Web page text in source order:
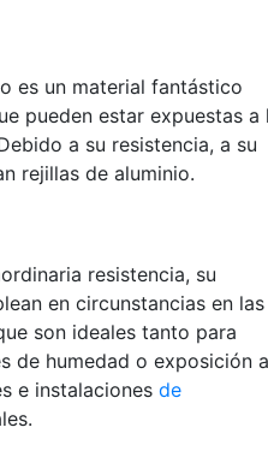
es un material fantástico
pueden estar expuestas a
a su resistencia, a su
rejillas de aluminio.
resistencia, su
en circunstancias en las
son ideales tanto para
de humedad o exposición a
e instalaciones de